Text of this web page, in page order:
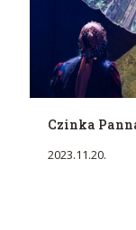
Czinka
2023.11.20.